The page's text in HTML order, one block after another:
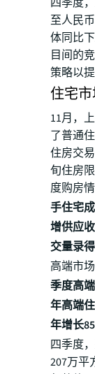
至人民
体同比
目间的
策略以
住宅
11月，
了普通
住房交
旬住房
度购房
手住宅
增供应
交量录
高端市
季度高
年高端
年增长
四季度
207万平